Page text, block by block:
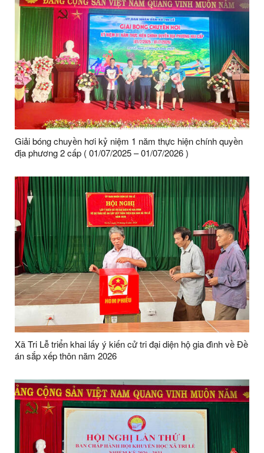
Giải bóng chuyền hơi kỷ niệm 1 năm thực hiện chính quyền
địa phương 2 cấp ( 01/07/2025 – 01/07/2026 )
Xã Tri Lễ triển khai lấy ý kiến cử tri đại diện hộ gia đình về Đề
án sắp xếp thôn năm 2026